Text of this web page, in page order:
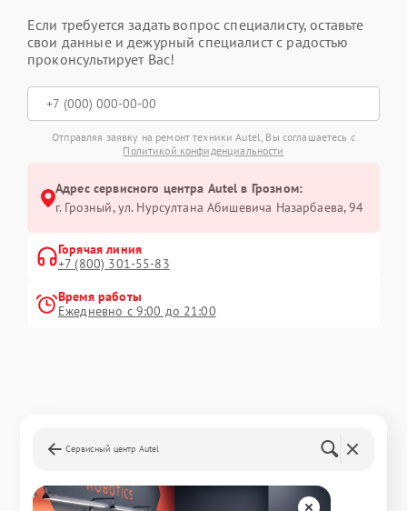
Если требуется задать вопрос специалисту, оставьте
свои данные и дежурный специалист с радостью
проконсультирует Вас!
Отправляя заявку на ремонт техники Autel, Вы соглашаетесь с
Политикой конфиденциальности
Адрес сервисного центра Autel в Грозном:
г. Грозный, ул. Нурсултана Абишевича Назарбаева, 94
Горячая линия
+7 (800) 301-55-83
Время работы
Ежедневно с 9:00 до 21:00
Сервисный центр Autel